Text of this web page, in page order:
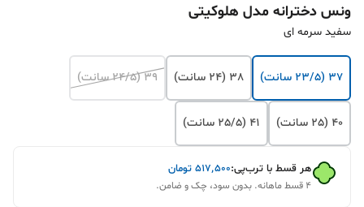
ونس دخترانه مدل هلوکیتی
سفید سرمه ای
37 (23/5 سانت) 38 (24 سانت) 39 (24/5 سانت)
40 (25 سانت) 41 (25/5 سانت)
هر قسط با ترب‌پی:۵۱۷٬۵۰۰ تومان
۴ قسط ماهانه. بدون سود، چک و ضامن.